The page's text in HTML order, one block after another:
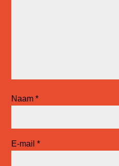
Naam*
E-mail*